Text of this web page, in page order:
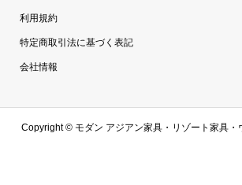
利用規約
特定商取引法に基づく表記
会社情報
Copyright ©モダン アジアン家具・リゾート家具・